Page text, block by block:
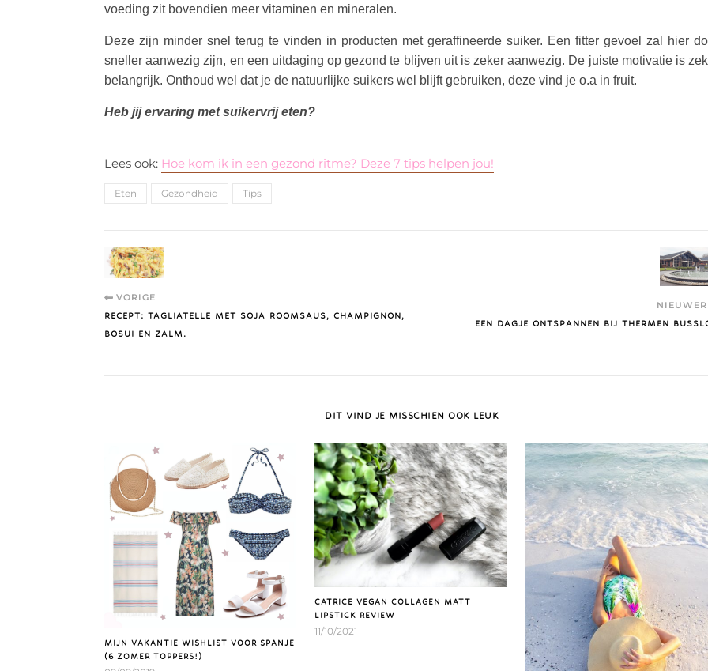
voeding zit bovendien meer vitaminen en mineralen.
Deze zijn minder snel terug te vinden in producten met geraffineerde suiker. Een fitter gevoel zal hier
sneller aanwezig zijn, en een uitdaging op gezond te blijven uit is zeker aanwezig. De juiste motivatie is
belangrijk. Onthoud wel dat je de natuurlijke suikers wel blijft gebruiken, deze vind je o.a in fruit.
Heb jij ervaring met suikervrij eten?
Lees ook: Hoe kom ik in een gezond ritme? Deze 7 tips helpen jou!
Eten Gezondheid Tips
VORIGE
RECEPT: TAGLIATELLE MET SOJA ROOMSAUS, CHAMPIGNON,
BOSUI EN ZALM.
EEN DAGJE ONTSPANNEN BIJ THERMEN
DIT VIND JE MISSCHIEN OOK LEUK
MIJN VAKANTIE WISHLIST VOOR SPANJE
(6 ZOMER TOPPERS!)
CATRICE VEGAN COLLAGEN MATT
LIPSTICK REVIEW
11/10/2021